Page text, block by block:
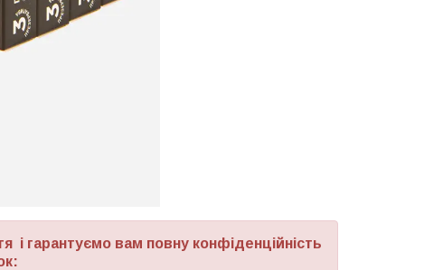
і гарантуємо вам повну конфіденційність